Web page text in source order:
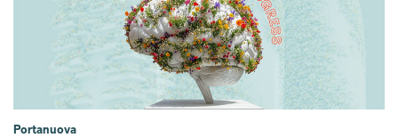
Portanuova